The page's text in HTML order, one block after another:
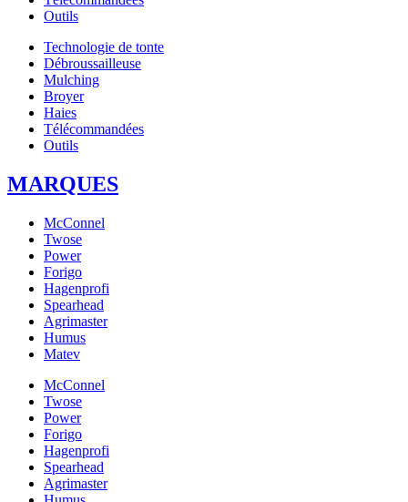
Outils
Technologie de tonte
Débroussailleuse
Mulching
Broyer
Haies
Télécommandées
Outils
MARQUES
McConnel
Twose
Power
Forigo
Hagenprofi
Spearhead
Agrimaster
Humus
Matev
McConnel
Twose
Power
Forigo
Hagenprofi
Spearhead
Agrimaster